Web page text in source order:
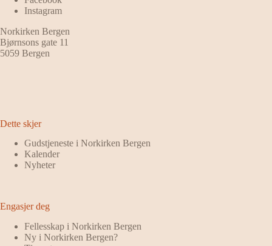
Instagram
Norkirken Bergen
Bjørnsons gate 11
5059 Bergen
Dette skjer
Gudstjeneste i Norkirken Bergen
Kalender
Nyheter
Engasjer deg
Fellesskap i Norkirken Bergen
Ny i Norkirken Bergen?